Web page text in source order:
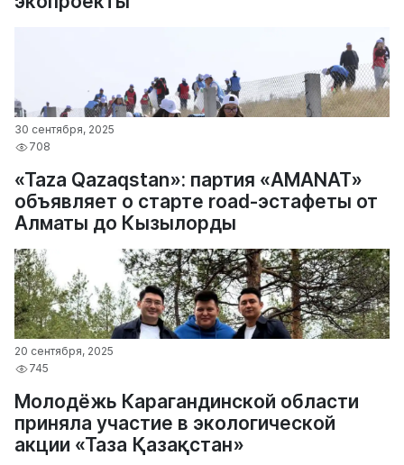
30 сентября, 2025
708
«Taza Qazaqstan»: партия «AMANAT»
объявляет о старте road-эстафеты от
Алматы до Кызылорды
20 сентября, 2025
745
Молодёжь Карагандинской области
приняла участие в экологической
акции «Таза Қазақстан»